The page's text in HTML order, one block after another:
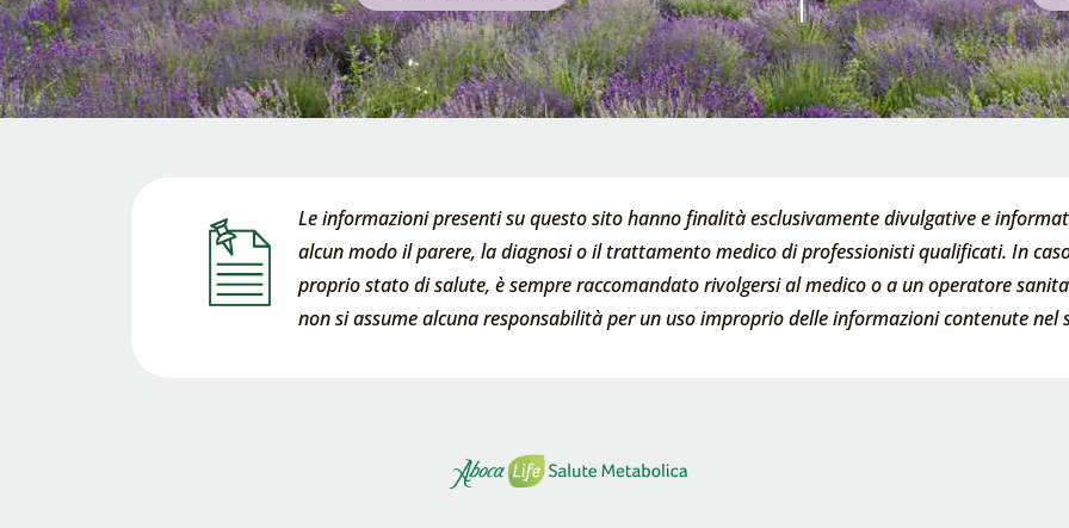
Le informazioni presenti su questo sito hanno finalità esclusivamente divulgative e
alcun modo il parere, la diagnosi o il trattamento medico di professionisti qualificati. In
proprio stato di salute, è sempre raccomandato rivolgersi al medico o a un operatore
non si assume alcuna responsabilità per un uso improprio delle informazioni contenute nel